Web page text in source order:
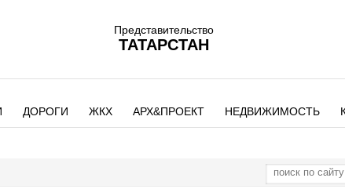
Представительство
ТАТАРСТАН
ДОРОГИ ЖКХ АРХ&ПРОЕКТ НЕДВИЖИМОСТЬ